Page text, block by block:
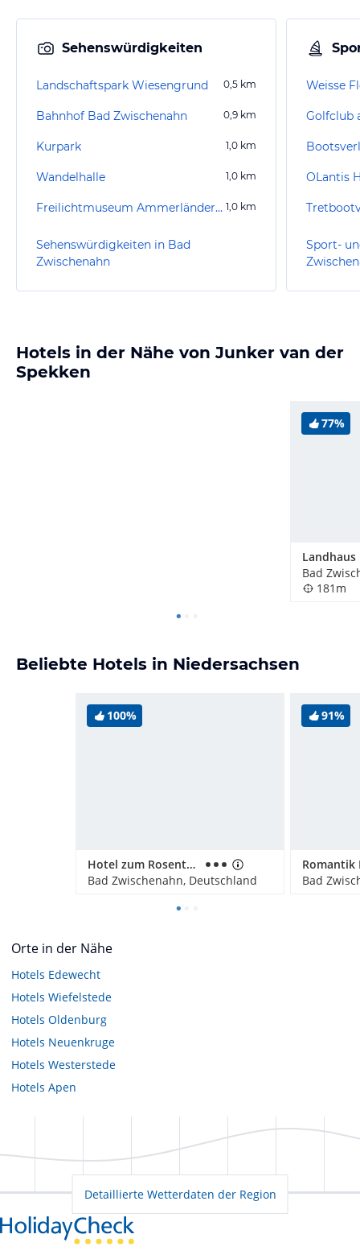
Sehenswürdigkeiten
Landschaftspark Wiesengrund 0,5 km
Bahnhof Bad Zwischenahn 0,9 km
Kurpark 1,0 km
Wandelhalle 1,0 km
Freilichtmuseum Ammerländer Bauernhaus 1,0 km
Sehenswürdigkeiten in Bad
Zwischenahn
Weisse
OLantis
Sport-
Hotels in der Nähe von Junker van der
Spekken
77%
Landhaus
Bad
181m
Beliebte Hotels in Niedersachsen
100%
Hotel zum Rosenteich
Bad Zwischenahn, Deutschland
91%
Bad
Orte in der Nähe
Hotels Edewecht
Hotels Wiefelstede
Hotels Oldenburg
Hotels Neuenkruge
Hotels Westerstede
Hotels Apen
Detaillierte Wetterdaten der Region